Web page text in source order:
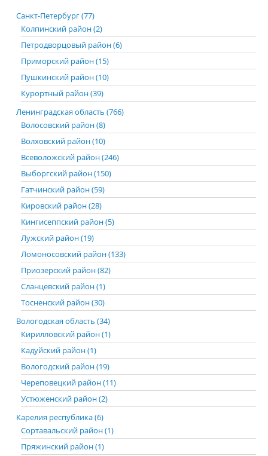
Санкт-Петербург (77)
Колпинский район (2)
Петродворцовый район (6)
Приморский район (15)
Пушкинский район (10)
Курортный район (39)
Ленинградская область (766)
Волосовский район (8)
Волховский район (10)
Всеволожский район (246)
Выборгский район (150)
Гатчинский район (59)
Кировский район (28)
Кингисеппский район (5)
Лужский район (19)
Ломоносовский район (133)
Приозерский район (82)
Сланцевский район (1)
Тосненский район (30)
Вологодская область (34)
Кирилловский район (1)
Кадуйский район (1)
Вологодский район (19)
Череповецкий район (11)
Устюженский район (2)
Карелия республика (6)
Сортавальский район (1)
Пряжинский район (1)